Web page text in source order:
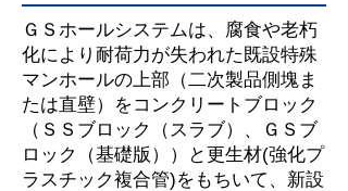
ＧＳホールシステムは、腐食や老朽
化により耐荷力が失われた既設特殊
マンホールの上部（二次製品側塊ま
たは直壁）をコンクリートブロック
（ＳＳブロック（スラブ）、ＧＳブ
ロック（基礎版））と更生材(強化プ
ラスチック複合管)をもちいて、新設